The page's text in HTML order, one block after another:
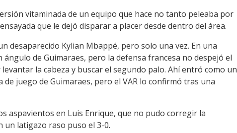
vitaminada de un equipo que hace no tanto peleaba por
que le dejó disparar a placer desde dentro del área.
desaparecido Kylian Mbappé, pero solo una vez. En una
de Guimaraes, pero la defensa francesa no despejó el
la cabeza y buscar el segundo palo. Ahí entró como un
juego de Guimaraes, pero el VAR lo confirmó tras una
aspavientos en Luis Enrique, que no pudo corregir la
latigazo raso puso el 3-0.